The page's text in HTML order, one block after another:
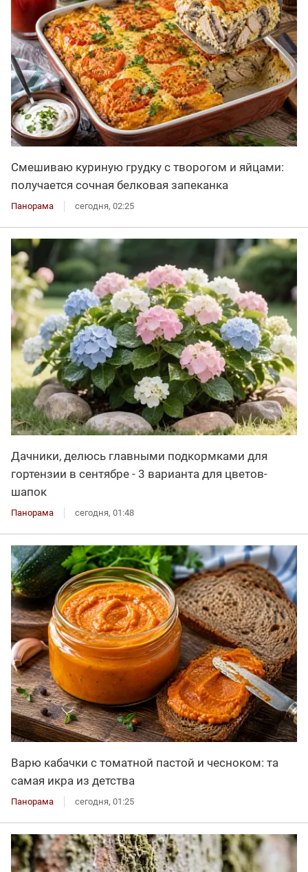
Смешиваю куриную грудку с творогом и яйцами:
получается сочная белковая запеканка
Панорама сегодня, 02:25
Дачники, делюсь главными подкормками для
гортензии в сентябре - 3 варианта для цветов-
шапок
Панорама сегодня, 01:48
Варю кабачки с томатной пастой и чесноком: та
самая икра из детства
Панорама сегодня, 01:25